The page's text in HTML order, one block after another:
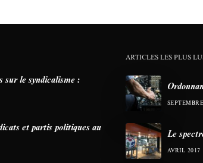
sur le syndicalisme :
et partis politiques au
ARTICLES LES PLUS
Le
AVRIL 2017